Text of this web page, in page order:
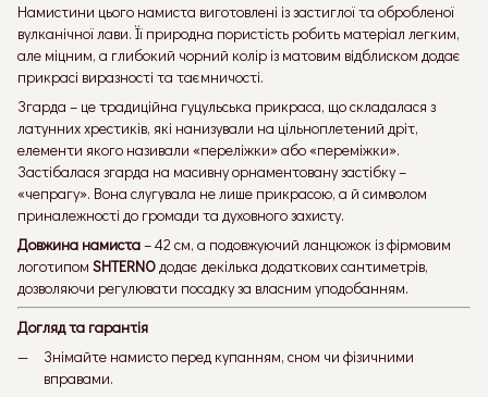
Намистини цього намиста виготовлені із застиглої та обробленої
вулканічної лави. Її природна пористість робить матеріал легким,
але міцним, а глибокий чорний колір із матовим відблиском додає
прикрасі виразності та таємничості.
Згарда – це традиційна гуцульська прикраса, що складалася з
латунних хрестиків, які нанизували на цільноплетений дріт,
елементи якого називали «переліжки» або «переміжки».
Застібалася згарда на масивну орнаментовану застібку –
«чепрагу». Вона слугувала не лише прикрасою, а й символом
приналежності до громади та духовного захисту.
Довжина намиста– 42 см, а подовжуючий ланцюжок із фірмовим
логотипом SHTERNOдодає декілька додаткових сантиметрів,
дозволяючи регулювати посадку за власним уподобанням.
Догляд та гарантія
Знімайте намисто перед купанням, сном чи фізичними
вправами.